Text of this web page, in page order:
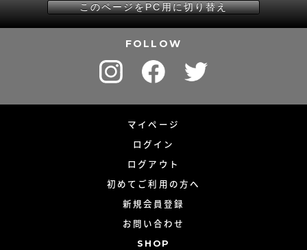
FOLLOW
マイページ
ログイン
ログアウト
初めてご利用の方へ
新規会員登録
お問い合わせ
SHOP
このページをPC用に切り替え